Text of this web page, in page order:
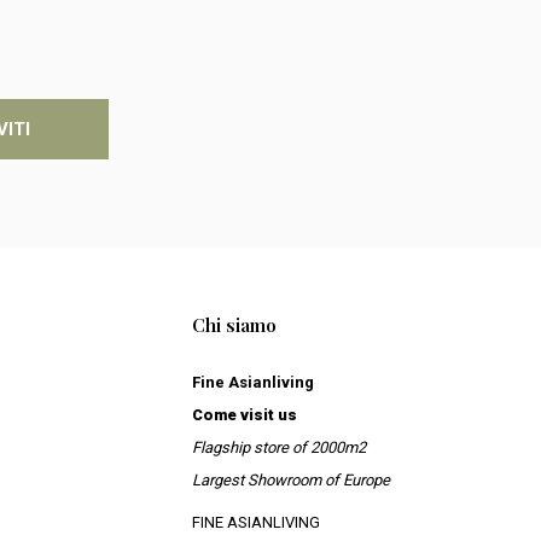
Chi siamo
Fine Asianliving
Come visit us
Flagship store of 2000m2
Largest Showroom of Europe
FINE ASIANLIVING